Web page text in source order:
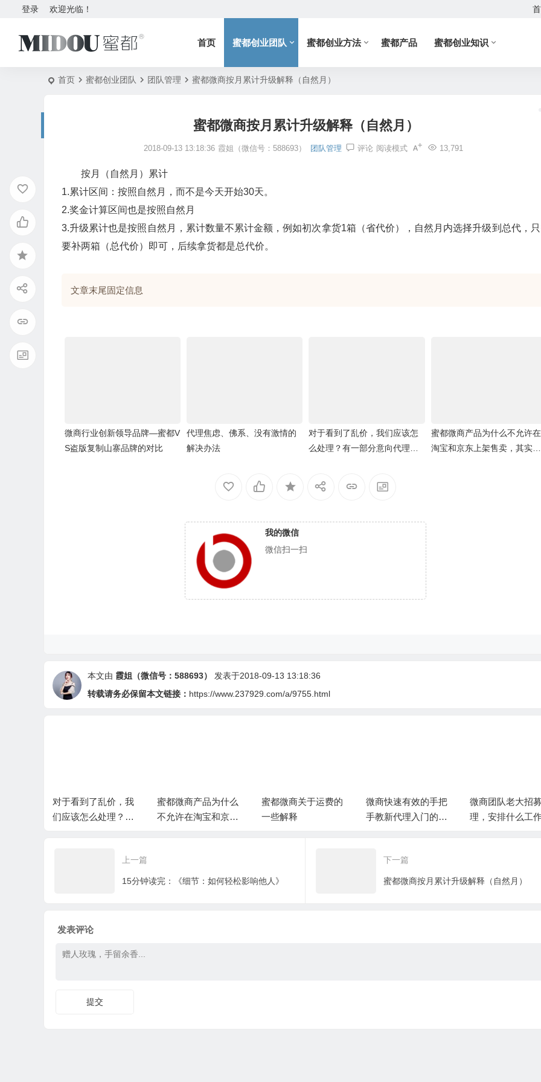
欢迎光临！
登录
首页 蜜都创业团队 蜜都创业方法 蜜都产品 蜜都创业知识
首页 蜜都创业团队 团队管理 蜜都微商按月累计升级解释（自然月）
蜜都微商按月累计升级解释（自然月）
2018-09-13 13:18:36 霞姐（微信号：588693） 团队管理 评论 13,791
阅读模式
按月（自然月）累计
1.累计区间：按照自然月，而不是今天开始30天。
2.奖金计算区间也是按照自然月
3.升级累计也是按照自然月，累计数量不累计金额，例如初次拿货1箱（省代价），自然月内选择升级到总代，
要补两箱（总代价）即可，后续拿货都是总代价。
文章末尾固定信息
微商行业创新领导品牌—蜜都V
S盗版复制山寨品牌的对比
代理焦虑、佛系、没有激情的
解决办法
对于看到了乱价，我们应该怎
么处理？有一部分意向代理因
蜜都微商产品为什么不允许在
淘宝和京东上架售卖，其实是
我的微信
微信扫一扫
本文由 霞姐（微信号：588693）
发表于2018-09-13 13:18:36
转载请务必保留本文链接： https://www.237929.com/a/9755.html
对于看到了乱价，我
们应该怎么处理？有
蜜都微商产品为什么
不允许在淘宝和京东
蜜都微商关于运费的
一些解释
微商快速有效的手把
手教新代理入门的方
微商团队老大招
理，安排什么工
上一篇
15分钟读完：《细节：如何轻松影响他人》
下一篇
蜜都微商按月累计升级解释（自然月）
发表评论